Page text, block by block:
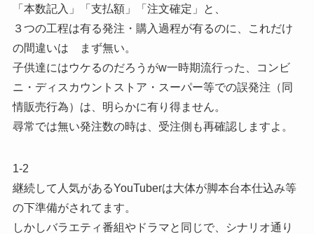
「本数記入」「支払額」「注文確定」と、
３つの工程は有る発注・購入過程が有るのに、これだけ
の間違いは まず無い。
子供達にはウケるのだろうがw一時期流行った、コンビ
ニ・ディスカウントストア・スーパー等での誤発注（同
情販売行為）は、明らかに有り得ません。
尋常では無い発注数の時は、受注側も再確認しますよ。
1-2
継続して人気があるYouTuberは大体が脚本台本仕込み等
の下準備がされてます。
しかしバラエティ番組やドラマと同じで、シナリオ通り